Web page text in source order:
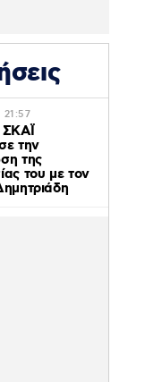
21:57
την
της
του με τον